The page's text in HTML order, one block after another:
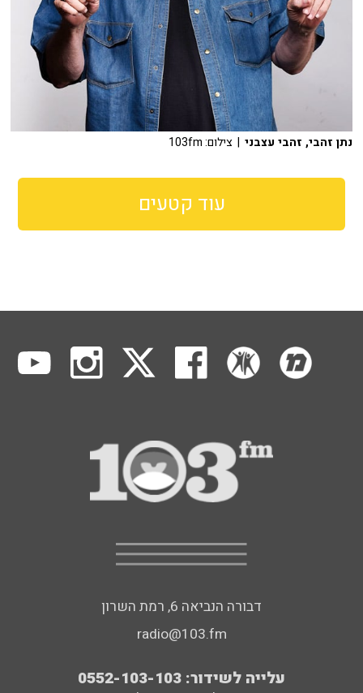
נתן זהבי, זהבי עצבני | צילום: 103fm
עוד קטעים
דבורה הנביאה 6, רמת השרון
radio@103.fm
עלייה לשידור: 0552-103-103